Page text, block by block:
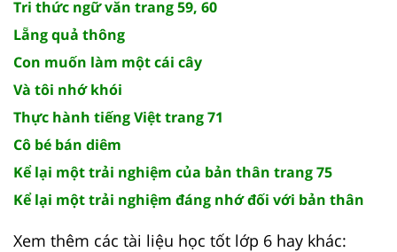
Tri thức ngữ văn trang 59, 60
Lẵng quả thông
Con muốn làm một cái cây
Và tôi nhớ khói
Thực hành tiếng Việt trang 71
Cô bé bán diêm
Kể lại một trải nghiệm của bản thân trang 75
Kể lại một trải nghiệm đáng nhớ đối với bản thân
Xem thêm các tài liệu học tốt lớp 6 hay khác: